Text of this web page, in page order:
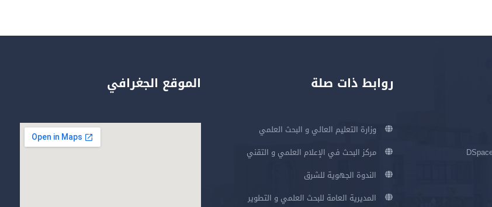
روابط ذات صلة
وزارة التعليم العالي و البحث العلمي
مركز البحث في الإعلام العلمي و التقني
الندوة الجهوية للشرق
المديرية العامة للبحث العلمي و التطوير
الموقع الجغرافي